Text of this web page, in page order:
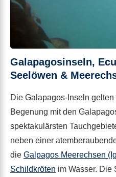
Galapagosinseln,
Seelöwen &
Die Galapagos-Inseln
Begenung mit den
spektakulärsten
neben einer
die Galpagos Meerechsen
Schildkröten im Wasser. Die